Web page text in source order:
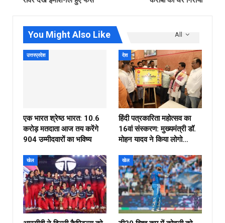
All
You Might Also Like
उत्तरप्रदेश
एक भारत श्रेष्ठ भारत: 10.6
करोड़ मतदाता आज तय करेंगे
904 उम्मीदवारों का भविष्य
देश
हिंदी पत्रकारिता महोत्सव का
16वां संस्करण: मुख्यमंत्री डॉ.
मोहन यादव ने किया लोगो…
खेल खेल